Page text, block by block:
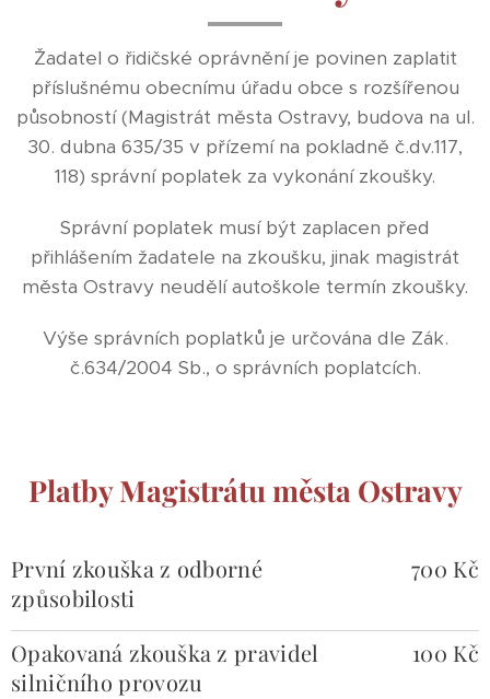
Žadatel o řidičské oprávnění je povinen zaplatit
příslušnému obecnímu úřadu obce s rozšířenou
působností (Magistrát města Ostravy, budova na ul.
30. dubna 635/35 v přízemí na pokladně č.dv.117,
118) správní poplatek za vykonání zkoušky.
Správní poplatek musí být zaplacen před
přihlášením žadatele na zkoušku, jinak magistrát
města Ostravy neudělí autoškole termín zkoušky.
Výše správních poplatků je určována dle Zák.
č.634/2004 Sb., o správních poplatcích.
Platby Magistrátu města Ostravy
První zkouška z odborné
způsobilosti
700 Kč
Opakovaná zkouška z pravidel
silničního provozu
100 Kč